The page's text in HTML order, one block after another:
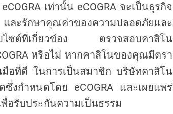
เท่านั้น eCOGRA จะเป็นธุรกิจ
และรักษาคุณค่าของความปลอดภัยและ
ว็บไซต์ที่เกี่ยวข้อง ตรวจสอบคาสิโน
หรือไม่ หากคาสิโนของคุณมีตรา
อที่ดี ในการเป็นสมาชิก บริษัทคาสิโน
งกำหนดโดย eCOGRA และเผยแพร่
อรับประกันความเป็นธรรม